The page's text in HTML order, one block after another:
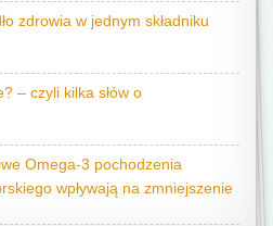
zdrowia w jednym składniku
– czyli kilka słów o
Omega-3 pochodzenia
wpływają na zmniejszenie